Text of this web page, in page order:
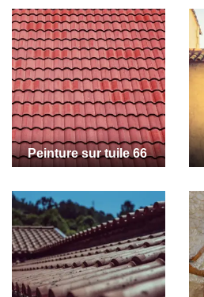
Peinture sur tuile 66